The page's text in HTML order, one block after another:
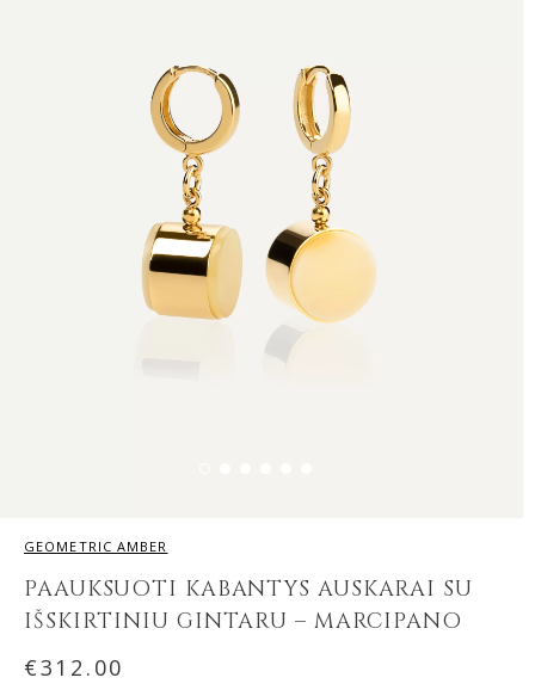
GEOMETRIC AMBER
PAAUKSUOTI KABANTYS AUSKARAI SU
IŠSKIRTINIU GINTARU – MARCIPANO
€312.00